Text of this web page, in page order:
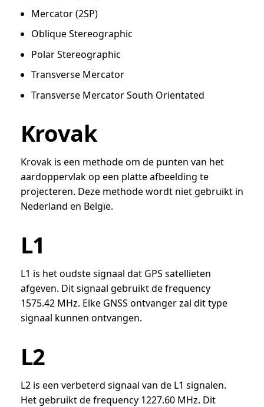
Mercator (2SP)
Oblique Stereographic
Polar Stereographic
Transverse Mercator
Transverse Mercator South Orientated
Krovak
Krovak is een methode om de punten van het
aardoppervlak op een platte afbeelding te
projecteren. Deze methode wordt niet gebruikt in
Nederland en Belgïe.
L1
L1 is het oudste signaal dat GPS satellieten
afgeven. Dit signaal gebruikt de frequency
1575.42 MHz. Elke GNSS ontvanger zal dit type
signaal kunnen ontvangen.
L2
L2 is een verbeterd signaal van de L1 signalen.
Het gebruikt de frequency 1227.60 MHz. Dit